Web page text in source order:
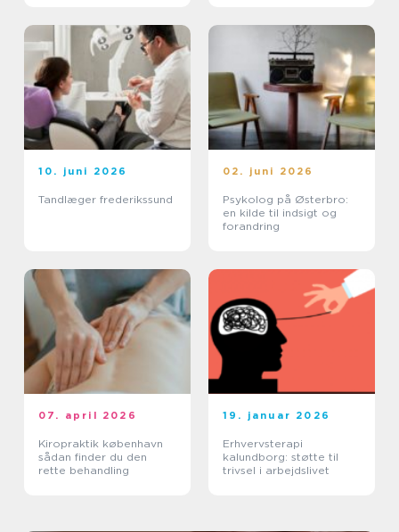
10. juni 2026
Tandlæger frederikssund
02. juni 2026
Psykolog på Østerbro:
en kilde til indsigt og
forandring
07. april 2026
Kiropraktik københavn
sådan finder du den
rette behandling
19. januar 2026
Erhvervsterapi
kalundborg: støtte til
trivsel i arbejdslivet